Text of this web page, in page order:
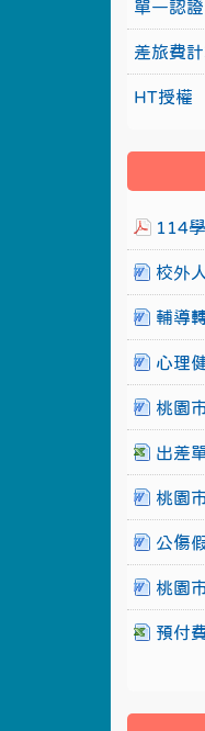
單一認證
差旅費
HT授權
114
校外
輔導
心理
桃園
出差
桃園
公傷
桃園
預付